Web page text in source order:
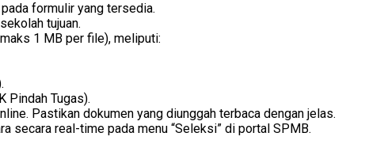
formulir yang tersedia.
tujuan.
1 MB per file), meliputi:
Pindah Tugas).
Pastikan dokumen yang diunggah terbaca dengan jelas.
secara real-time pada menu “Seleksi” di portal SPMB.